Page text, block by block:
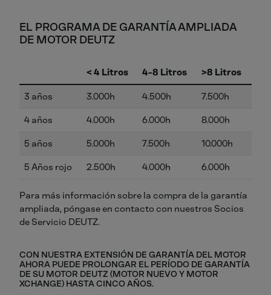
EL PROGRAMA DE GARANTÍA AMPLIADA
DE MOTOR DEUTZ
< 4 Litros 4-8 Litros >8 Litros
3 años 3.000h 4.500h 7.500h
4 años 4.000h 6.000h 8.000h
5 años 5.000h 7.500h 10.000h
5 Años rojo 2.500h 4.000h 6.000h
Para más información sobre la compra de la garantía
ampliada, póngase en contacto con nuestros Socios
de Servicio DEUTZ.
CON NUESTRA EXTENSIÓN DE GARANTÍA DEL MOTOR
AHORA PUEDE PROLONGAR EL PERÍODO DE GARANTÍA
DE SU MOTOR DEUTZ (MOTOR NUEVO Y MOTOR
XCHANGE) HASTA CINCO AÑOS.